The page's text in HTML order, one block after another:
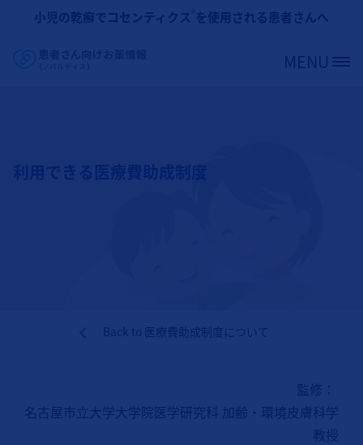
メインコンテンツに移動
小児の乾癬でコセンティクス を使用される患者さんへ
Site Logo MENU
利用できる医療費助成制度
Back to 医療費助成制度について
監修：
名古屋市立大学大学院医学研究科 加齢・環境皮膚科学
教授